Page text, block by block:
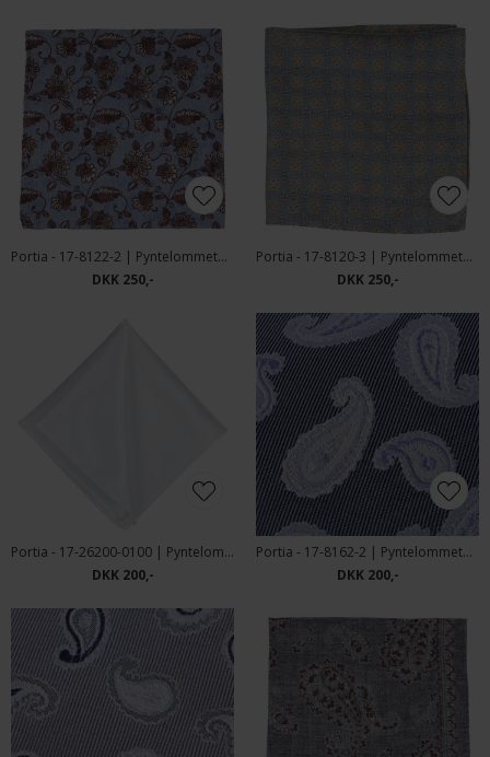
Portia - 17-8122-2 | Pyntelommetørklæde
DKK 250,-
Portia - 17-8120-3 | Pyntelommetørklæde
DKK 250,-
Portia - 17-26200-0100 | Pyntelommetørklæde
DKK 200,-
Portia - 17-8162-2 | Pyntelommetørklæde
DKK 200,-